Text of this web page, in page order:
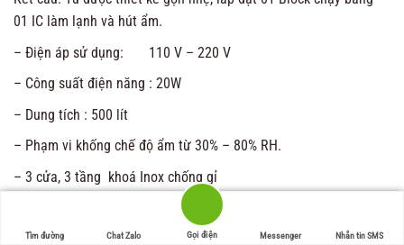
01 IC làm lạnh và hút ẩm.
– Điện áp sử dụng: 110 V – 220 V
– Công suất điện năng : 20W
– Dung tích : 500 lít
– Phạm vi khống chế độ ẩm từ 30% – 80% RH.
– 3 cửa, 3 tầng khoá Inox chống gỉ
– 02 khay Có thể tháo dời/ mỗi tầng
Chất liệu: Tủ được làm bằng tôn dày 1.5mm dập khuôn, được
Tìm đường Chat Zalo Gọi điện Messenger Nhắn tin SMS